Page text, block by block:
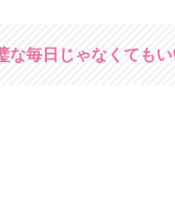
な毎日じゃなくても